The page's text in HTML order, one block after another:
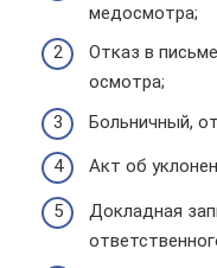
медосмотра;
Отказ в
осмотра;
Больничный,
Акт об
Докладная